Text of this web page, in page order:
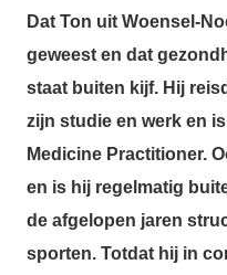
Dat Ton uit Woensel-
geweest en dat
staat buiten kijf. Hij
zijn studie en werk en
Medicine Practitioner.
en is hij regelmatig
de afgelopen jaren
sporten. Totdat hij in